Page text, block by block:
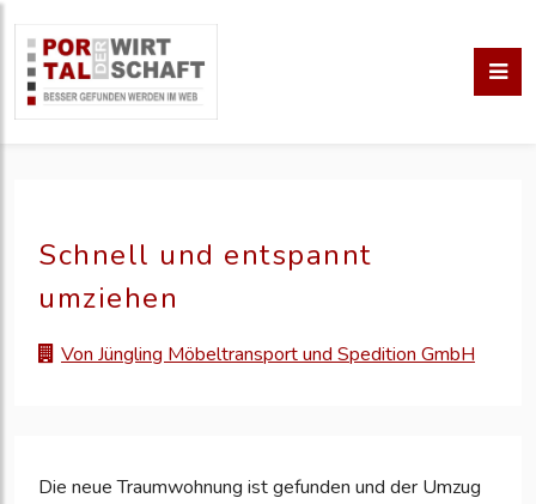
Schnell und entspannt
umziehen
Von Jüngling Möbeltransport und Spedition GmbH
Die neue Traumwohnung ist gefunden und der Umzug